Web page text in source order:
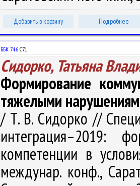
Добавить в корзину Подробнее
ББК 74.6 С71
Сидорко, Татьяна
Формирование
тяжелыми
/ Т. В. Сидорко //
интеграция–2019:
компетенции в
междунар. конф.,